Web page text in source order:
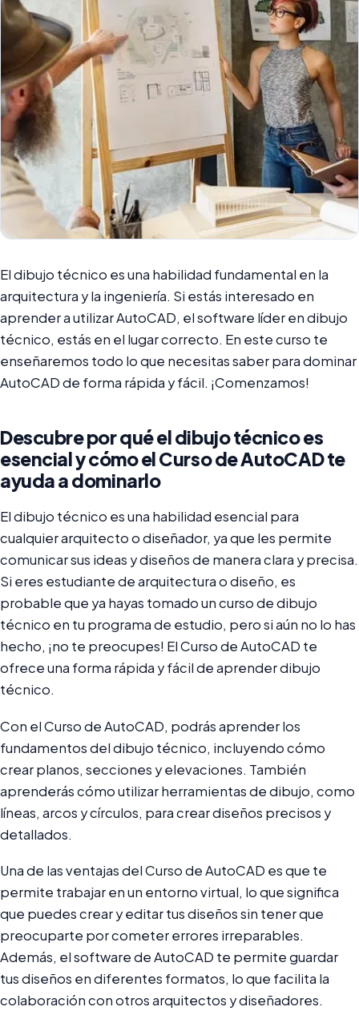
El dibujo técnico es una habilidad fundamental en la
arquitectura y la ingeniería. Si estás interesado en
aprender a utilizar AutoCAD, el software líder en dibujo
técnico, estás en el lugar correcto. En este curso te
enseñaremos todo lo que necesitas saber para dominar
AutoCAD de forma rápida y fácil. ¡Comenzamos!
Descubre por qué el dibujo técnico es
esencial y cómo el Curso de AutoCAD te
ayuda a dominarlo
El dibujo técnico es una habilidad esencial para
cualquier arquitecto o diseñador, ya que les permite
comunicar sus ideas y diseños de manera clara y precisa.
Si eres estudiante de arquitectura o diseño, es
probable que ya hayas tomado un curso de dibujo
técnico en tu programa de estudio, pero si aún no lo has
hecho, ¡no te preocupes! El Curso de AutoCAD te
ofrece una forma rápida y fácil de aprender dibujo
técnico.
Con el Curso de AutoCAD, podrás aprender los
fundamentos del dibujo técnico, incluyendo cómo
crear planos, secciones y elevaciones. También
aprenderás cómo utilizar herramientas de dibujo, como
líneas, arcos y círculos, para crear diseños precisos y
detallados.
Una de las ventajas del Curso de AutoCAD es que te
permite trabajar en un entorno virtual, lo que significa
que puedes crear y editar tus diseños sin tener que
preocuparte por cometer errores irreparables.
Además, el software de AutoCAD te permite guardar
tus diseños en diferentes formatos, lo que facilita la
colaboración con otros arquitectos y diseñadores.